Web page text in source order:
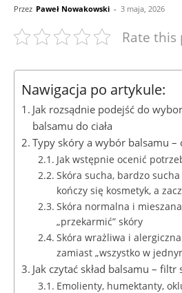
Przez Paweł Nowakowski - 3 maja, 2026
Rate this
Nawigacja po artykule:
Jak rozsądnie podejść do
balsamu do ciała
Typy skóry a wybór balsamu
Jak wstępnie ocenić
Skóra sucha, bardzo
kończy się kosmetyk, a
Skóra normalna i
„przekarmić” skóry
Skóra wrażliwa i
zamiast „wszystko w
Jak czytać skład balsamu – filtr
Emolienty, humektanty,